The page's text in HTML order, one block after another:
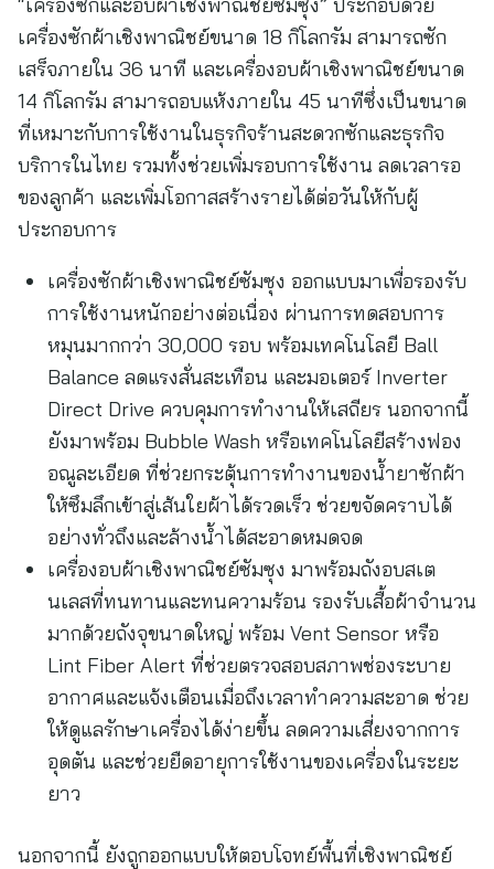
เครื่องซักผ้าเชิงพาณิชย์ขนาด 18 กิโลกรัม สามารถซัก
เสร็จภายใน 36 นาที และเครื่องอบผ้าเชิงพาณิชย์ขนาด
14 กิโลกรัม สามารถอบแห้งภายใน 45 นาทีซึ่งเป็นขนาด
ที่เหมาะกับการใช้งานในธุรกิจร้านสะดวกซักและธุรกิจ
บริการในไทย รวมทั้งช่วยเพิ่มรอบการใช้งาน ลดเวลารอ
ของลูกค้า และเพิ่มโอกาสสร้างรายได้ต่อวันให้กับผู้
ประกอบการ
เครื่องซักผ้าเชิงพาณิชย์ซัมซุง ออกแบบมาเพื่อรองรับ
การใช้งานหนักอย่างต่อเนื่อง ผ่านการทดสอบการ
หมุนมากกว่า 30,000 รอบ พร้อมเทคโนโลยี Ball
Balance ลดแรงสั่นสะเทือน และมอเตอร์ Inverter
Direct Drive ควบคุมการทำงานให้เสถียร นอกจากนี้
ยังมาพร้อม Bubble Wash หรือเทคโนโลยีสร้างฟอง
อณูละเอียด ที่ช่วยกระตุ้นการทำงานของน้ำยาซักผ้า
ให้ซึมลึกเข้าสู่เส้นใยผ้าได้รวดเร็ว ช่วยขจัดคราบได้
อย่างทั่วถึงและล้างน้ำได้สะอาดหมดจด
เครื่องอบผ้าเชิงพาณิชย์ซัมซุง มาพร้อมถังอบสเต
นเลสที่ทนทานและทนความร้อน รองรับเสื้อผ้าจำนวน
มากด้วยถังจุขนาดใหญ่ พร้อม Vent Sensor หรือ
Lint Fiber Alert ที่ช่วยตรวจสอบสภาพช่องระบาย
อากาศและแจ้งเตือนเมื่อถึงเวลาทำความสะอาด ช่วย
ให้ดูแลรักษาเครื่องได้ง่ายขึ้น ลดความเสี่ยงจากการ
อุดตัน และช่วยยืดอายุการใช้งานของเครื่องในระยะ
ยาว
นอกจากนี้ ยังถูกออกแบบให้ตอบโจทย์พื้นที่เชิงพาณิชย์